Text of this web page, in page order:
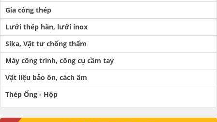
Gia công thép
Lưới thép hàn, lưới inox
Sika, Vật tư chống thấm
Máy công trình, công cụ cầm tay
Vật liệu bảo ôn, cách âm
Thép Ống - Hộp